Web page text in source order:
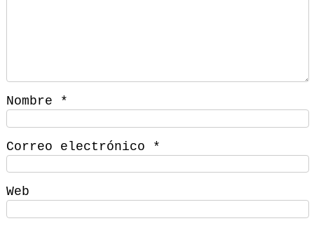
Nombre *
Correo electrónico *
Web